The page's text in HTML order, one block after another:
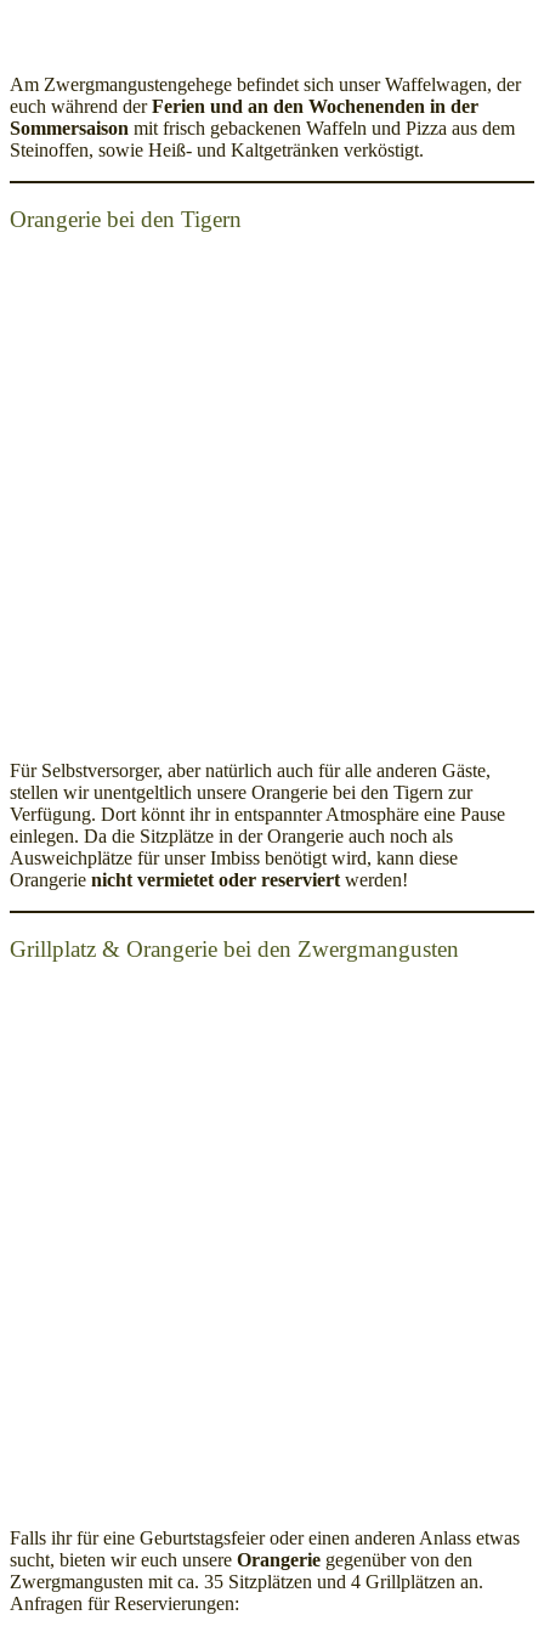
Am Zwergmangustengehege befindet sich unser Waffelwagen, der
euch während derFerien und an den Wochenenden in der
Sommersaison mit frisch gebackenen Waffeln und Pizza aus dem
Steinoffen, sowie Heiß- und Kaltgetränken verköstigt.
Orangerie bei den Tigern
Für Selbstversorger, aber natürlich auch für alle anderen Gäste,
stellen wir unentgeltlich unsere Orangerie bei den Tigern zur
Verfügung. Dort könnt ihr in entspannter Atmosphäre eine Pause
einlegen. Da die Sitzplätze in der Orangerie auch noch als
Ausweichplätze für unser Imbiss benötigt wird, kann diese
Orangerie nicht vermietet oder reserviert werden!
Grillplatz & Orangerie bei den Zwergmangusten
Falls ihr für eine Geburtstagsfeier oder einen anderen Anlass etwas
sucht, bieten wir euch unsere Orangerie gegenüber von den
Zwergmangusten mit ca. 35 Sitzplätzen und 4 Grillplätzen an.
Anfragen für Reservierungen: